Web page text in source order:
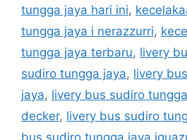
tungga jaya hari ini,
tungga jaya i nerazzurri,
tungga jaya terbaru, livery
sudiro tungga jaya, livery
jaya, livery bus sudiro
decker, livery bus sudiro
bus sudiro tungga jaya